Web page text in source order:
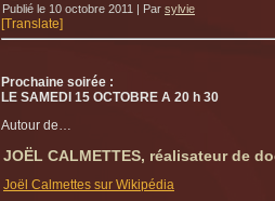
Publié le 10 octobre 2011 | Par sylvie
[Translate]
Prochaine soirée :
LE SAMEDI 15 OCTOBRE A 20 h 30
Autour de…
JOËL CALMETTES, réalisateur de
Joël Calmettes sur Wikipédia